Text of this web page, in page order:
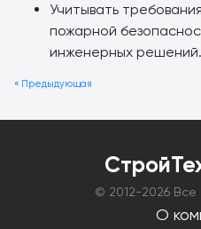
Учитывать
пожарной
инженерных решений.
« Предыдующая
© 2012-2026
О